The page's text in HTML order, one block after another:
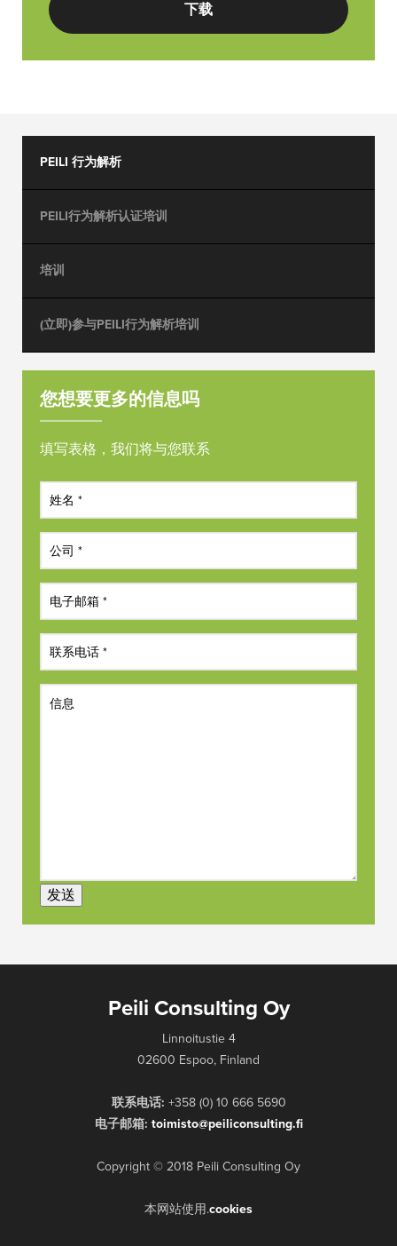
下载
PEILI 行为解析
PEILI行为解析认证培训
培训
(立即)参与PEILI行为解析培训
您想要更多的信息吗
填写表格，我们将与您联系
发送
Peili Consulting Oy
Linnoitustie 4
02600 Espoo, Finland
联系电话: +358 (0) 10 666 5690
电子邮箱:
if.gnitlusnociliep
@otsimiot
Copyright © 2018 Peili Consulting Oy
本网站使用.cookies